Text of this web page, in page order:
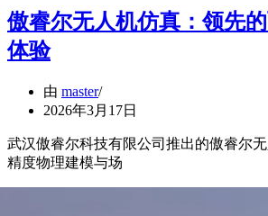
傲睿尔无人机仿真：领先
体验
由 master
2026年3月17日
武汉傲睿尔科技有限公司推出的傲睿尔
精度物理建模与场